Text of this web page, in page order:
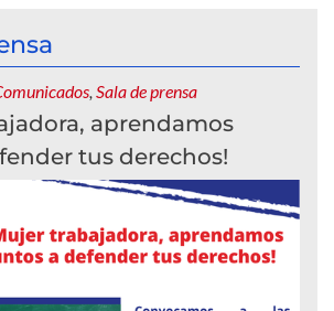
, Sala de prensa
aprendamos
tus derechos!